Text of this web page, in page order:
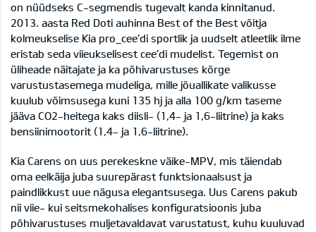
on nüüdseks C-segmendis tugevalt kanda kinnitanud.
2013. aasta Red Doti auhinna Best of the Best võitja
kolmeukselise Kia pro_cee’di sportlik ja uudselt atleetlik ilme
eristab seda viieukselisest cee’di mudelist. Tegemist on
üliheade näitajate ja ka põhivarustuses kõrge
varustustasemega mudeliga, mille jõuallikate valikusse
kuulub võimsusega kuni 135 hj ja alla 100 g/km taseme
jääva CO2-heitega kaks diisli- (1,4- ja 1,6-liitrine) ja kaks
bensiinimootorit (1,4- ja 1,6-liitrine).
Kia Carens on uus perekeskne väike-MPV, mis täiendab
oma eelkäija juba suurepärast funktsionaalsust ja
paindlikkust uue nägusa elegantsusega. Uus Carens pakub
nii viie- kui seitsmekohalises konfiguratsioonis juba
põhivarustuses muljetavaldavat varustatust, kuhu kuuluvad